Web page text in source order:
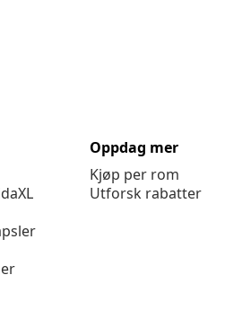
Oppdag mer
Kjøp per rom
Utforsk rabatter